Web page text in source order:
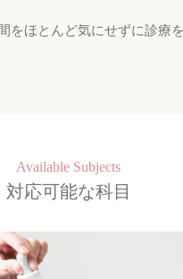
をほとんど気にせずに診療
Available Subjects
対応可能な科目